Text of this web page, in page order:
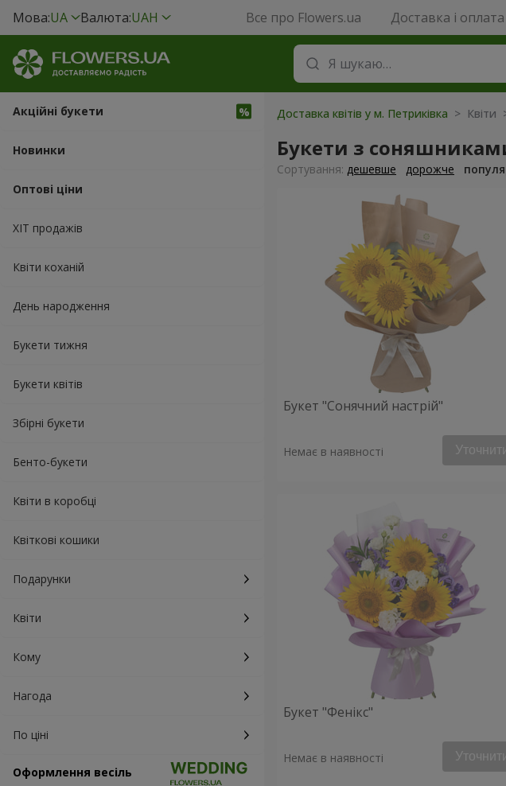
Мова:UA Валюта:UAH Все про Flowers.ua Доставка і оплата
Акційні букети
Новинки
Оптові ціни
ХІТ продажів
Квіти коханій
День народження
Букети тижня
Букети квітів
Збірні букети
Бенто-букети
Квіти в коробці
Квіткові кошики
Подарунки
Квіти
Кому
Нагода
По ціні
Оформлення весіль
Доставка квітів у м. Петриківка > Квіти
Букети з
Сортування: дешевше дорожче
Букет "Сонячний настрій"
Немає в наявності
Букет "Фенікс"
Немає в наявності